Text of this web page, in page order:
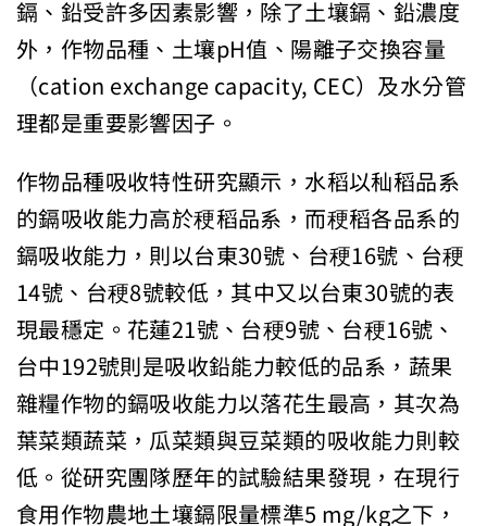
鎘、鉛受許多因素影響，除了土壤鎘、鉛濃度
外，作物品種、土壤pH值、陽離子交換容量
（cation exchange capacity, CEC）及水分管
理都是重要影響因子。
作物品種吸收特性研究顯示，水稻以秈稻品系
的鎘吸收能力高於稉稻品系，而稉稻各品系的
鎘吸收能力，則以台東30號、台稉16號、台稉
14號、台稉8號較低，其中又以台東30號的表
現最穩定。花蓮21號、台稉9號、台稉16號、
台中192號則是吸收鉛能力較低的品系，蔬果
雜糧作物的鎘吸收能力以落花生最高，其次為
葉菜類蔬菜，瓜菜類與豆菜類的吸收能力則較
低。從研究團隊歷年的試驗結果發現，在現行